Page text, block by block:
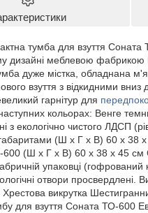
тумба для взуття
дизайні меблевою
дуже містка, обладнана
взуття з відкидними
гарнітур для
кольорах: Венге
чистого ЛДСП
(Ш х Г х В) 60 х 38
600 (Ш х Г х В) 60 х 38 х 45
упаковці (гофрований
отвори просвердлені.
викрутка
для взуття Соната ТО-600